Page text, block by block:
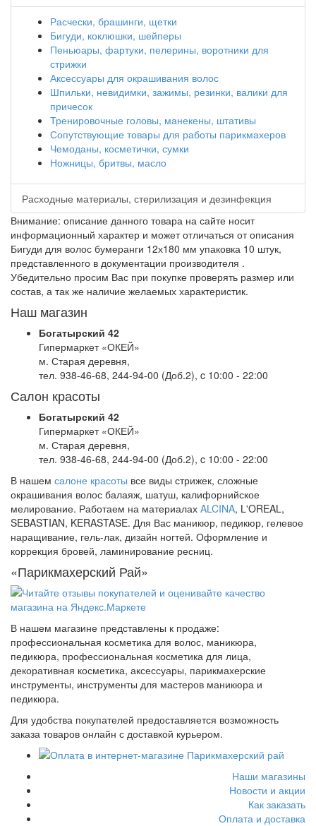
Расчески, брашинги, щетки
Бигуди, коклюшки, шейперы
Пеньюары, фартуки, пелерины, воротники для
стрижки
Аксессуары для окрашивания волос
Шпильки, невидимки, зажимы, резинки, валики для
причесок
Тренировочные головы, манекены, штативы
Сопутствующие товары для работы парикмахеров
Чемоданы, косметички, сумки
Ножницы, бритвы, масло
Расходные материалы, стерилизация и дезинфекция
Внимание: описание данного товара на сайте носит
информационный характер и может отличаться от описания
Бигуди для волос бумеранги 12х180 мм упаковка 10 штук,
представленного в документации производителя .
Убедительно просим Вас при покупке проверять размер или
состав, а так же наличие желаемых характеристик.
Наш магазин
Богатырский 42
Гипермаркет «ОКЕЙ»
м. Старая деревня,
тел. 938-46-68, 244-94-00 (Доб.2), c 10:00 - 22:00
Салон красоты
Богатырский 42
Гипермаркет «ОКЕЙ»
м. Старая деревня,
тел. 938-46-68, 244-94-00 (Доб.2), c 10:00 - 22:00
В нашем салоне красоты все виды стрижек, сложные
окрашивания волос балаяж, шатуш, калифорнийское
мелирование. Работаем на материалах ALCINA, L'OREAL,
SEBASTIAN, KERASTASE. Для Вас маникюр, педикюр, гелевое
наращивание, гель-лак, дизайн ногтей. Оформление и
коррекция бровей, ламинирование ресниц.
«Парикмахерский Рай»
В нашем магазине представлены к продаже:
профессиональная косметика для волос, маникюра,
педикюра, профессиональная косметика для лица,
декоративная косметика, аксессуары, парикмахерские
инструменты, инструменты для мастеров маникюра и
педикюра.
Для удобства покупателей предоставляется возможность
заказа товаров онлайн с доставкой курьером.
Наши магазины
Новости и акции
Как заказать
Оплата и доставка